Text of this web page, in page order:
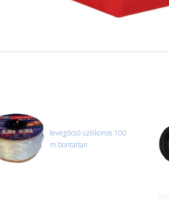
levegőcső szilikonos 100
m bontatlan